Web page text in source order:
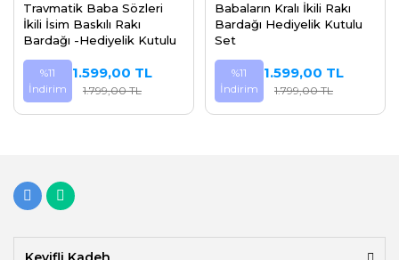
Travmatik Baba Sözleri
İkili İsim Baskılı Rakı
Bardağı -Hediyelik Kutulu
%11
İndirim
1.599,00 TL
1.799,00 TL
Babaların Kralı İkili Rakı
Bardağı Hediyelik Kutulu
Set
%11
İndirim
1.599,00 TL
1.799,00 TL